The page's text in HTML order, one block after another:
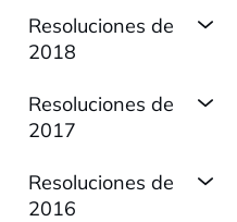
Resoluciones de
2018
Resoluciones de
2017
Resoluciones de
2016